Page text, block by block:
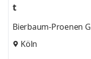
t
Bierbaum-Proenen
Köln